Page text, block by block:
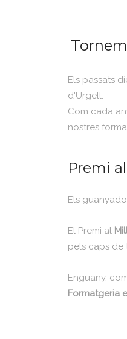
Els passats
d'Urgell.
Com cada
nostres
Premi
Els
El Premi al
pels caps de
Enguany,
Formatgeria